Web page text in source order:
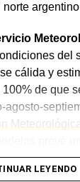
de
que estas
a las
del servicio,
del
cálida y
de que
agosto-
con
contexto de
LEYENDO